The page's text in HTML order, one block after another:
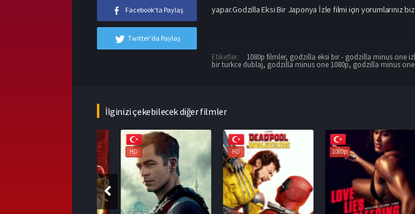
Facebook'ta Paylaş
Twitter'da Paylaş
yapar.Godzilla Eksi Bir Japonya İzle filmi için yorumlarınız
Etiketler: 1080p filmler, godzilla eksi bir - godzilla minus one
bir turkce dublaj, godzilla minus one 1080p, godzilla minus
İlginizi çekebilecek diğer filmler
HD HD